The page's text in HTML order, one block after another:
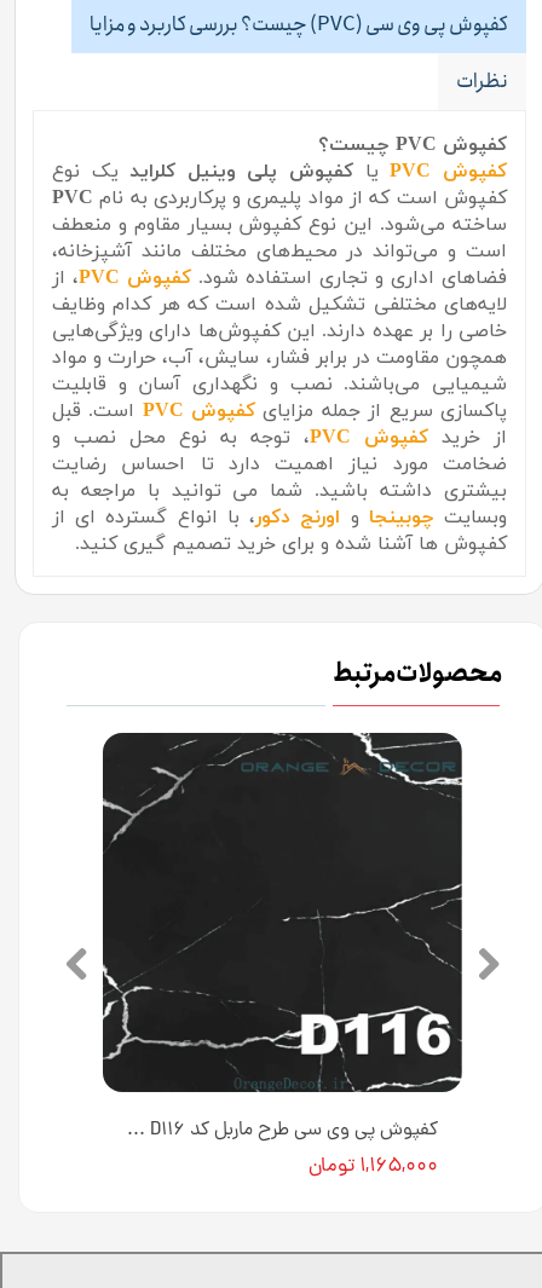
کفپوش پی وی سی (PVC) چیست؟ بررسی کاربرد و مزایا
نظرات
کفپوش PVC چیست؟
کفپوش PVC
یا کفپوش پلی وینیل کلراید یک نوع
کفپوش است که از مواد پلیمری و پرکاربردی به نام PVC
ساخته می‌شود. این نوع کفپوش بسیار مقاوم و منعطف
است و می‌تواند در محیط‌های مختلف مانند آشپزخانه،
فضاهای اداری و تجاری استفاده شود. کفپوش PVC
، از
لایه‌های مختلفی تشکیل شده است که هر کدام وظایف
خاصی را بر عهده دارند. این کفپوش‌ها دارای ویژگی‌هایی
همچون مقاومت در برابر فشار، سایش، آب، حرارت و مواد
شیمیایی می‌باشند. نصب و نگهداری آسان و قابلیت
پاکسازی سریع از جمله مزایای کفپوش PVC
است. قبل
از خرید کفپوش PVC
، توجه به نوع محل نصب و
ضخامت مورد نیاز اهمیت دارد تا احساس رضایت
بیشتری داشته باشید. شما می توانید با مراجعه به
وبسایت چوبینجا و اورنج دکور، با انواع گسترده ای از
کفپوش ها آشنا شده و برای خرید تصمیم گیری کنید.
محصولات مرتبط
کفپوش پی وی سی طرح ماربل کد D۱۱۶ [انبار تهران]
۱,۱۶۵,۰۰۰ تومان